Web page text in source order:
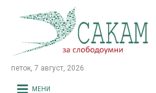
петок, 7 август, 2026
МЕНИ